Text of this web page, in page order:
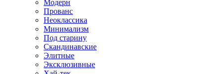
Модерн
Прованс
Неоклассика
Минимализм
Под старину
Скандинавские
Элитные
Эксклюзивные